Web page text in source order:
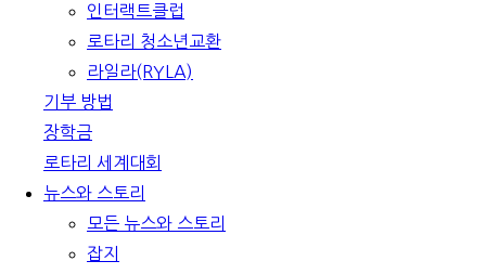
인터랙트클럽
로타리 청소년교환
라일라(RYLA)
기부 방법
장학금
로타리 세계대회
뉴스와 스토리
모든 뉴스와 스토리
잡지